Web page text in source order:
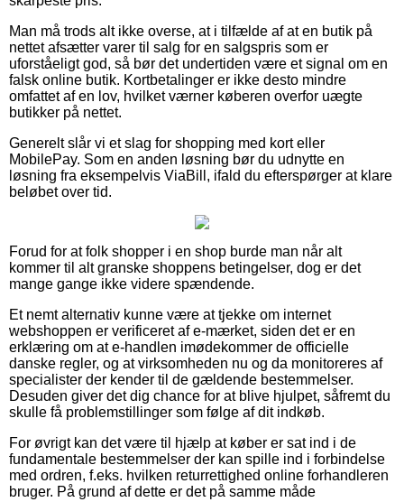
Man må trods alt ikke overse, at i tilfælde af at en butik på
nettet afsætter varer til salg for en salgspris som er
uforståeligt god, så bør det undertiden være et signal om en
falsk online butik. Kortbetalinger er ikke desto mindre
omfattet af en lov, hvilket værner køberen overfor uægte
butikker på nettet.
Generelt slår vi et slag for shopping med kort eller
MobilePay. Som en anden løsning bør du udnytte en
løsning fra eksempelvis ViaBill, ifald du efterspørger at klare
beløbet over tid.
Forud for at folk shopper i en shop burde man når alt
kommer til alt granske shoppens betingelser, dog er det
mange gange ikke videre spændende.
Et nemt alternativ kunne være at tjekke om internet
webshoppen er verificeret af e-mærket, siden det er en
erklæring om at e-handlen imødekommer de officielle
danske regler, og at virksomheden nu og da monitoreres af
specialister der kender til de gældende bestemmelser.
Desuden giver det dig chance for at blive hjulpet, såfremt du
skulle få problemstillinger som følge af dit indkøb.
For øvrigt kan det være til hjælp at køber er sat ind i de
fundamentale bestemmelser der kan spille ind i forbindelse
med ordren, f.eks. hvilken returrettighed online forhandleren
bruger. På grund af dette er det på samme måde